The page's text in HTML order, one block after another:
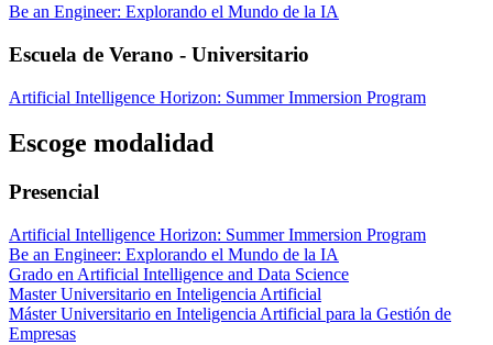
Be an Engineer: Explorando el Mundo de la IA
Escuela de Verano - Universitario
Artificial Intelligence Horizon: Summer Immersion Program
Escoge modalidad
Presencial
Artificial Intelligence Horizon: Summer Immersion Program
Be an Engineer: Explorando el Mundo de la IA
Grado en Artificial Intelligence and Data Science
Master Universitario en Inteligencia Artificial
Máster Universitario en Inteligencia Artificial para la Gestión de
Empresas